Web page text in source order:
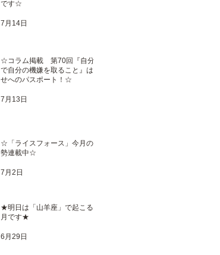
です☆
7月14日
☆コラム掲載 第70回『自分
で自分の機嫌を取ること』は幸
せへのパスポート！☆
7月13日
☆「ライスフォース」今月の運
勢連載中☆
7月2日
★明日は「山羊座」で起こる満
月です★
6月29日